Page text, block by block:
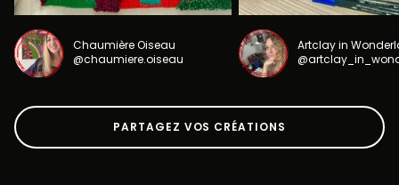
Chaumière Oiseau
@chaumiere.oiseau
Artclay in
PARTAGEZ VOS CRÉATIONS